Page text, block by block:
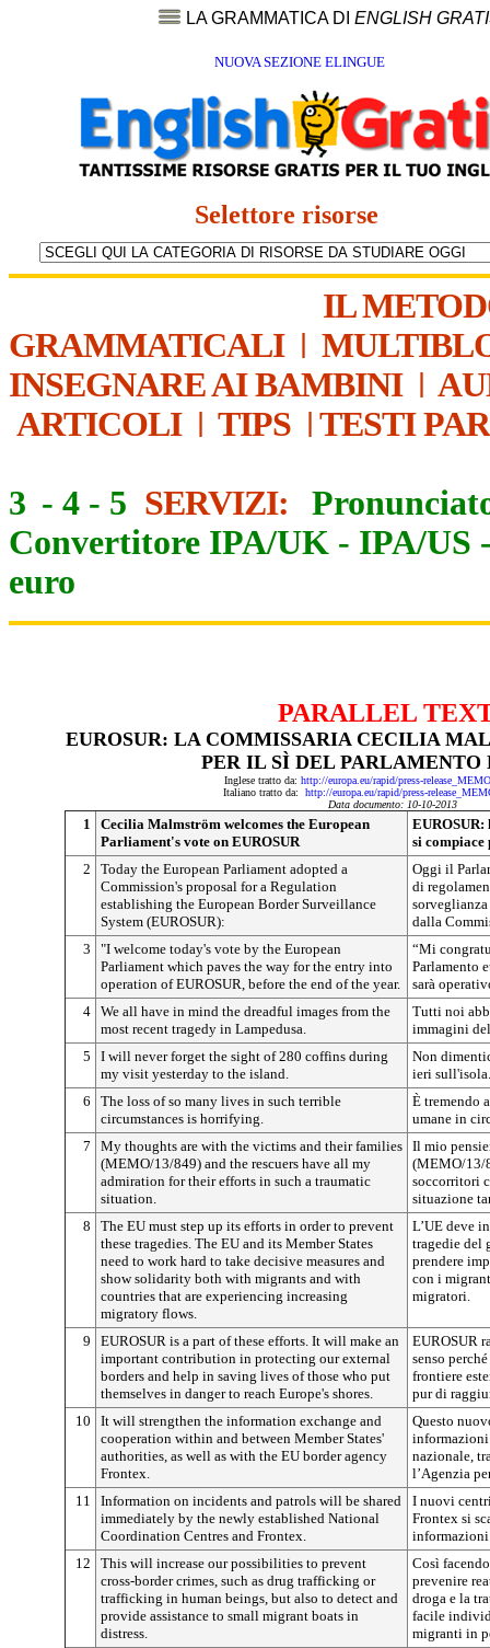
LA GRAMMATICA DI ENGLISH
NUOVA SEZIONE ELINGUE
Selettore risorse
IL
GRAMMATICALI|
INSEGNARE AI BAMBINI|
ARTICOLI| TIPS | TESTI
3 - 4 - 5 SERVIZI:
Convertitore IPA/UK - IPA/US
euro
PARALLEL
EUROSUR: LA COMMISSARIA CECILIA
PER IL SÌ DEL PARLAMENTO
Inglese tratto da: http://europa.eu/rapid/press-
Italiano tratto da: http://europa.eu/rapid/press-
Data documento: 10-10-2013
1
Cecilia Malmström welcomes the European
Parliament's vote on EUROSUR
si compiace
2
Today the European Parliament adopted a
Commission's proposal for a Regulation
establishing the European Border Surveillance
System (EUROSUR):
Oggi il
di
dalla
3
"I welcome today's vote by the European
Parliament which paves the way for the entry into
operation of EUROSUR, before the end of the year.
“Mi
Parlamento
sarà
4 We all have in mind the dreadful images from the
most recent tragedy in Lampedusa.
Tutti noi
immagini
5
I will never forget the sight of 280 coffins during
my visit yesterday to the island.
Non
ieri sull'isola.
6
The loss of so many lives in such terrible
circumstances is horrifying.
È tremendo
umane in
7
My thoughts are with the victims and their families
(MEMO/13/849) and the rescuers have all my
admiration for their efforts in such a traumatic
situation.
Il mio
(MEMO/13/
soccorritori
situazione
8
The EU must step up its efforts in order to prevent
these tragedies. The EU and its Member States
need to work hard to take decisive measures and
show solidarity both with migrants and with
countries that are experiencing increasing
migratory flows.
L’UE deve
tragedie del
prendere
con i
migratori.
9
EUROSUR is a part of these efforts. It will make an
important contribution in protecting our external
borders and help in saving lives of those who put
themselves in danger to reach Europe's shores.
EUROSUR
senso
frontiere
pur di
10
It will strengthen the information exchange and
cooperation within and between Member States'
authorities, as well as with the EU border agency
Frontex.
Questo
nazionale,
l’Agenzia
11
Information on incidents and patrols will be shared
immediately by the newly established National
Coordination Centres and Frontex.
I nuovi
Frontex si
12
This will increase our possibilities to prevent
cross-border crimes, such as drug trafficking or
trafficking in human beings, but also to detect and
provide assistance to small migrant boats in
distress.
Così
prevenire
droga e la
facile
migranti in